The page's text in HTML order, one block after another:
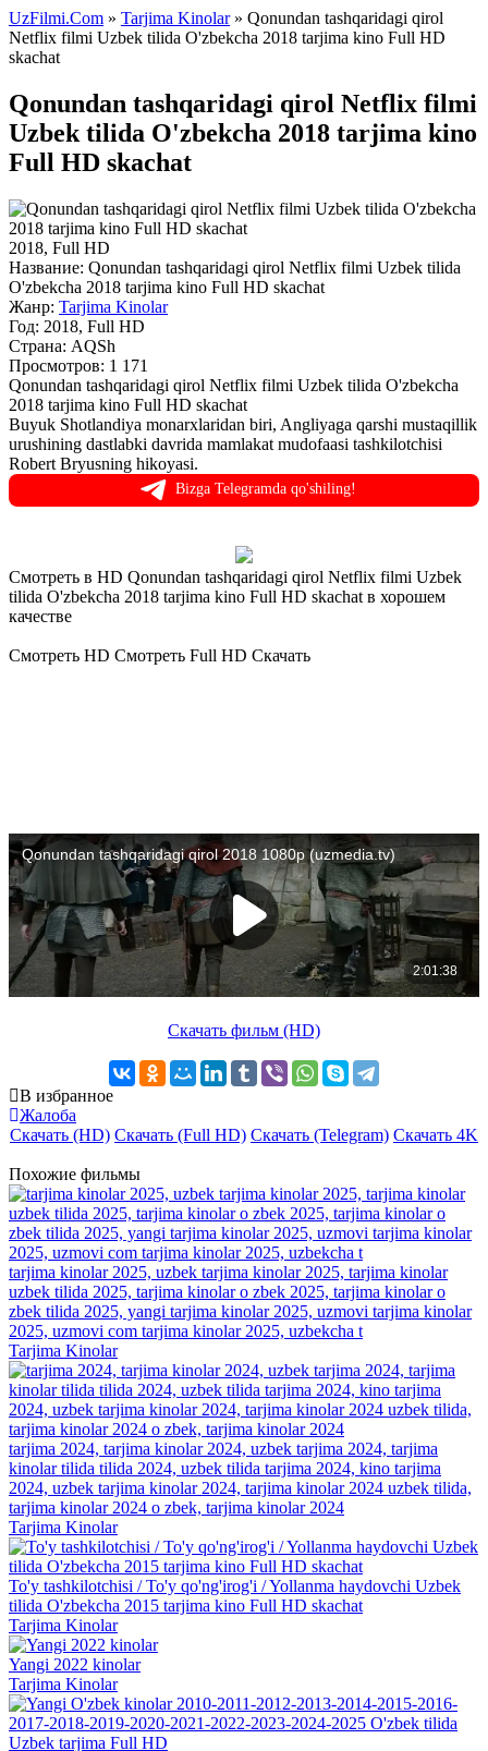
UzFilmi.Com » Tarjima Kinolar» Qonundan tashqaridagi qirol
Netflix filmi Uzbek tilida O'zbekcha 2018 tarjima kino Full HD
skachat
Qonundan tashqaridagi qirol Netflix filmi
Uzbek tilida O'zbekcha 2018 tarjima kino
Full HD skachat
2018, Full HD
Название: Qonundan tashqaridagi qirol Netflix filmi Uzbek tilida
O'zbekcha 2018 tarjima kino Full HD skachat
Жанр: Tarjima Kinolar
Год: 2018, Full HD
Страна: AQSh
Просмотров: 1 171
Qonundan tashqaridagi qirol Netflix filmi Uzbek tilida O'zbekcha
2018 tarjima kino Full HD skachat
Buyuk Shotlandiya monarxlaridan biri, Angliyaga qarshi mustaqillik
urushining dastlabki davrida mamlakat mudofaasi tashkilotchisi
Robert Bryusning hikoyasi.
Bizga Telegramda qo'shiling!
Смотреть в HD Qonundan tashqaridagi qirol Netflix filmi Uzbek
tilida O'zbekcha 2018 tarjima kino Full HD skachat в хорошем
качестве
Смотреть HD Смотреть Full HD Скачать
Скачать фильм (HD)
В избранное
Жалоба
Скачать (HD) Скачать (Full HD) Скачать (Telegram) Скачать 4K
Похожие фильмы
tarjima kinolar 2025, uzbek tarjima kinolar 2025, tarjima kinolar
uzbek tilida 2025, tarjima kinolar o zbek 2025, tarjima kinolar o
zbek tilida 2025, yangi tarjima kinolar 2025, uzmovi tarjima kinolar
2025, uzmovi com tarjima kinolar 2025, uzbekcha t
Tarjima Kinolar
tarjima 2024, tarjima kinolar 2024, uzbek tarjima 2024, tarjima
kinolar tilida tilida 2024, uzbek tilida tarjima 2024, kino tarjima
2024, uzbek tarjima kinolar 2024, tarjima kinolar 2024 uzbek tilida,
tarjima kinolar 2024 o zbek, tarjima kinolar 2024
Tarjima Kinolar
To'y tashkilotchisi / To'y qo'ng'irog'i / Yollanma haydovchi Uzbek
tilida O'zbekcha 2015 tarjima kino Full HD skachat
Tarjima Kinolar
Yangi 2022 kinolar
Tarjima Kinolar